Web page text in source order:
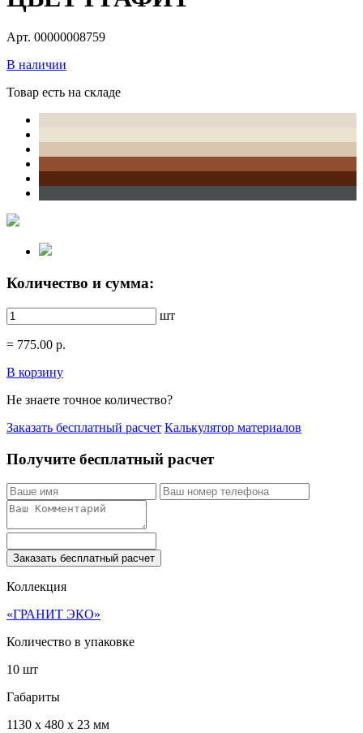
Арт. 00000008759
В наличии
Товар есть на складе
Количество и сумма:
шт
= 775.00 р.
В корзину
Не знаете точное количество?
Заказать бесплатный расчет Калькулятор материалов
Получите бесплатный расчет
Заказать бесплатный расчет
Коллекция
«ГРАНИТ ЭКО»
Количество в упаковке
10 шт
Габариты
1130 x 480 x 23 мм